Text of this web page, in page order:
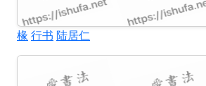
椽 行书 陆居仁